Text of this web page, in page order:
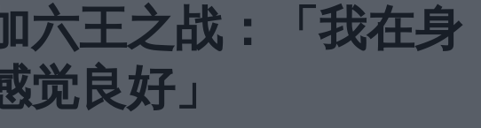
六王之战：「我在身
良好」